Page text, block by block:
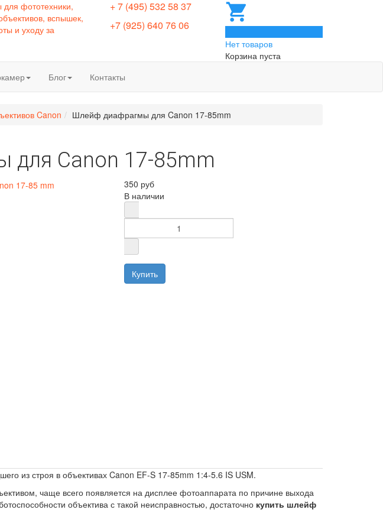
+ 7 (495) 532 58 37
+7 (925) 640 76 06
Нет товаров
Корзина пуста
Блог Контакты
Canon Шлейф диафрагмы для Canon 17-85mm
Canon 17-85mm
350 руб
В наличии
из строя в объективах Canon EF-S 17-85mm 1:4-5.6 IS USM.
чаще всего появляется на дисплее фотоаппарата по причине выхода
объектива с такой неисправностью, достаточно купить шлейф